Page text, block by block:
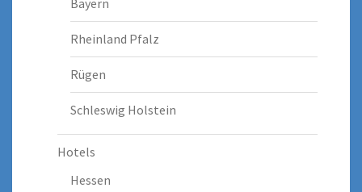
Rheinland Pfalz
Rügen
Schleswig Holstein
Hotels
Hessen